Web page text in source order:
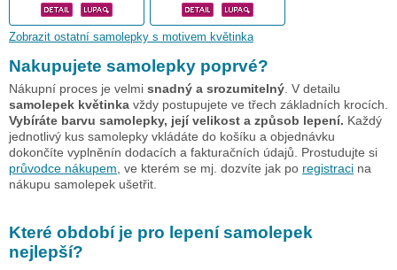
Zobrazit ostatní samolepky s motivem květinka
Nakupujete samolepky poprvé?
Nákupní proces je velmi snadný a srozumitelný . V detailu
samolepek květinka vždy postupujete ve třech základních krocích.
Vybíráte barvu samolepky, její velikost a způsob lepení. Každý
jednotlivý kus samolepky vkládáte do košíku a objednávku
dokončíte vyplněnín dodacích a fakturačních údajů. Prostudujte si
průvodce nákupem , ve kterém se mj. dozvíte jak po registraci na
nákupu samolepek ušetřit.
Které období je pro lepení samolepek
nejlepší?